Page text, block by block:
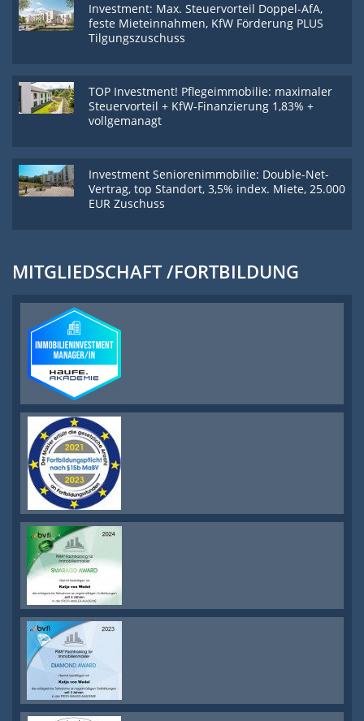
Investment: Max. Steuervorteil Doppel-AfA,
feste Mieteinnahmen, KfW Förderung PLUS
Tilgungszuschuss
TOP Investment! Pflegeimmobilie: maximaler
Steuervorteil + KfW-Finanzierung 1,83% +
vollgemanagt
Investment Seniorenimmobilie: Double-Net-
Vertrag, top Standort, 3,5% index. Miete, 25.000
EUR Zuschuss
MITGLIEDSCHAFT /FORTBILDUNG